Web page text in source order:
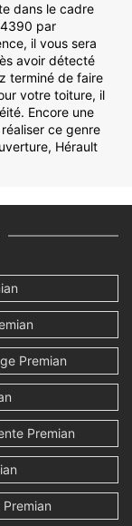
dans le cadre
par
il vous sera
avoir détecté
terminé de faire
votre toiture, il
Encore une
ce genre
Hérault
Premian
Premian